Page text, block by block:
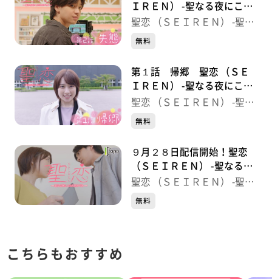
ＩＲＥＮ） -聖なる夜にこた
えあわせを-
聖恋 （ＳＥＩＲＥＮ） -聖な
る夜にこたえあわせを-
無料
第１話 帰郷 聖恋 （ＳＥ
ＩＲＥＮ） -聖なる夜にこた
えあわせを-
聖恋 （ＳＥＩＲＥＮ） -聖な
る夜にこたえあわせを-
無料
９月２８日配信開始！聖恋
（ＳＥＩＲＥＮ） -聖なる夜
にこたえあわせを-
聖恋 （ＳＥＩＲＥＮ） -聖な
る夜にこたえあわせを-
無料
こちらもおすすめ